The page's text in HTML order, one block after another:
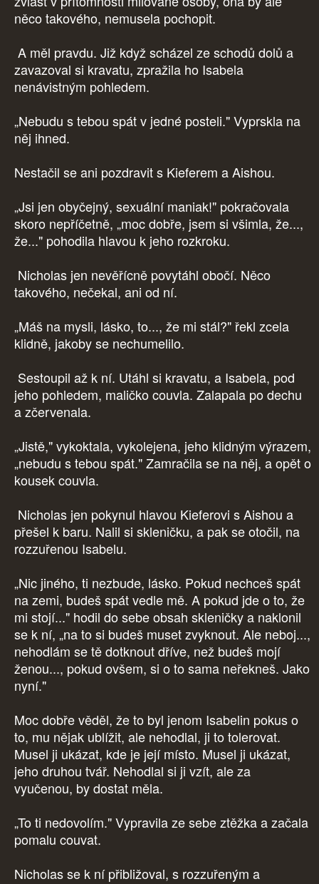
něco takového, nemusela pochopit.
A měl pravdu. Již když scházel ze schodů dolů a
zavazoval si kravatu, zpražila ho Isabela
nenávistným pohledem.
„Nebudu s tebou spát v jedné posteli." Vyprskla na
něj ihned.
Nestačil se ani pozdravit s Kieferem a Aishou.
„Jsi jen obyčejný, sexuální maniak!" pokračovala
skoro nepříčetně, „moc dobře, jsem si všimla, že...,
že..." pohodila hlavou k jeho rozkroku.
Nicholas jen nevěřícně povytáhl obočí. Něco
takového, nečekal, ani od ní.
„Máš na mysli, lásko, to..., že mi stál?" řekl zcela
klidně, jakoby se nechumelilo.
Sestoupil až k ní. Utáhl si kravatu, a Isabela, pod
jeho pohledem, maličko couvla. Zalapala po dechu
a zčervenala.
„Jistě," vykoktala, vykolejena, jeho klidným výrazem,
„nebudu s tebou spát." Zamračila se na něj, a opět o
kousek couvla.
Nicholas jen pokynul hlavou Kieferovi s Aishou a
přešel k baru. Nalil si skleničku, a pak se otočil, na
rozzuřenou Isabelu.
„Nic jiného, ti nezbude, lásko. Pokud nechceš spát
na zemi, budeš spát vedle mě. A pokud jde o to, že
mi stojí..." hodil do sebe obsah skleničky a naklonil
se k ní, „na to si budeš muset zvyknout. Ale neboj...,
nehodlám se tě dotknout dříve, než budeš mojí
ženou..., pokud ovšem, si o to sama neřekneš. Jako
nyní."
Moc dobře věděl, že to byl jenom Isabelin pokus o
to, mu nějak ublížit, ale nehodlal, ji to tolerovat.
Musel ji ukázat, kde je její místo. Musel ji ukázat,
jeho druhou tvář. Nehodlal si ji vzít, ale za
vyučenou, by dostat měla.
„To ti nedovolím." Vypravila ze sebe ztěžka a začala
pomalu couvat.
Nicholas se k ní přibližoval, s rozzuřeným a